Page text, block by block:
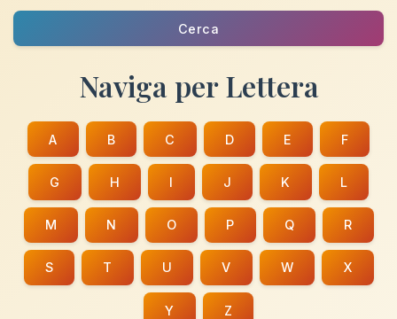
Cerca
Naviga per Lettera
A B C D E F
G H I J K L
M N O P Q R
S T U V W X
Y Z